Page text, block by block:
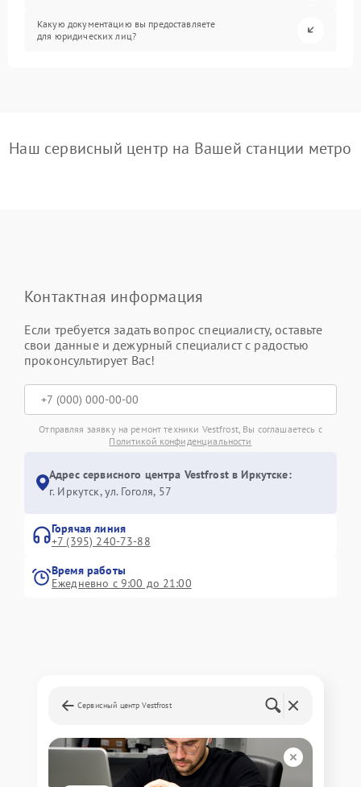
Какую документацию вы предоставляете
для юридических лиц?
Наш сервисный центр на Вашей станции метро
Контактная информация
Если требуется задать вопрос специалисту, оставьте
свои данные и дежурный специалист с радостью
проконсультирует Вас!
Отправляя заявку на ремонт техники Vestfrost, Вы соглашаетесь с
Политикой конфиденциальности
Адрес сервисного центра Vestfrost в Иркутске:
г. Иркутск, ул. ​Гоголя, 57
Горячая линия
+7 (395) 240-73-88
Время работы
Ежедневно с 9:00 до 21:00
Сервисный центр Vestfrost